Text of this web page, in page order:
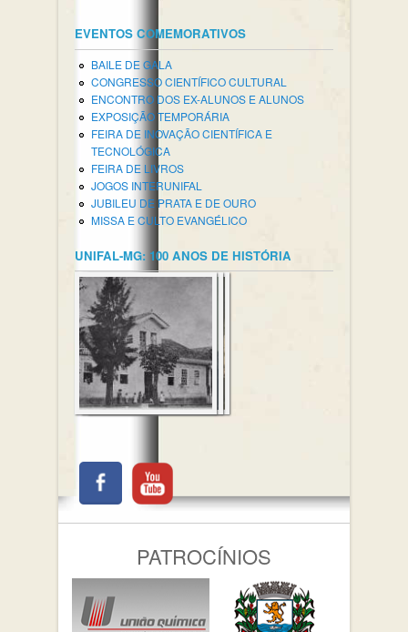
EVENTOS COMEMORATIVOS
BAILE DE GALA
CONGRESSO CIENTÍFICO CULTURAL
ENCONTRO DOS EX-ALUNOS E ALUNOS
EXPOSIÇÃO TEMPORÁRIA
FEIRA DE INOVAÇÃO CIENTÍFICA E
TECNOLÓGICA
FEIRA DE LIVROS
JOGOS INTERUNIFAL
JUBILEU DE PRATA E DE OURO
MISSA E CULTO EVANGÉLICO
UNIFAL-MG: 100 ANOS DE HISTÓRIA
PATROCÍNIOS